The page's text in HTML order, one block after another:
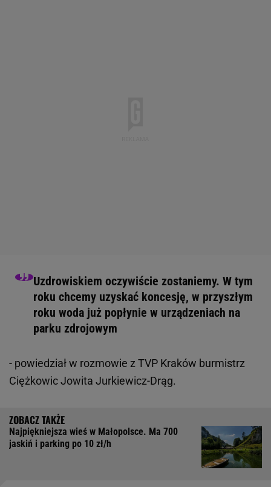
Uzdrowiskiem oczywiście zostaniemy. W tym
roku chcemy uzyskać koncesję, w przyszłym
roku woda już popłynie w urządzeniach na
parku zdrojowym
- powiedział w rozmowie z TVP Kraków burmistrz
Ciężkowic Jowita Jurkiewicz-Drąg.
Najpiękniejsza wieś w Małopolsce. Ma 700
jaskiń i parking po 10 zł/h